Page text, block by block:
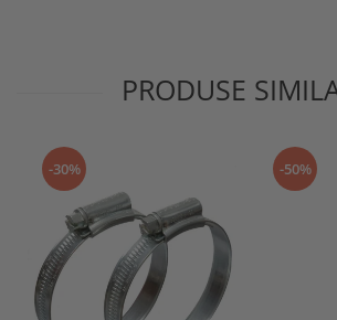
PRODUSE
-30% -50%